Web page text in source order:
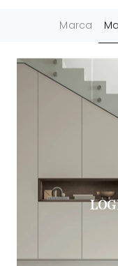
Marca